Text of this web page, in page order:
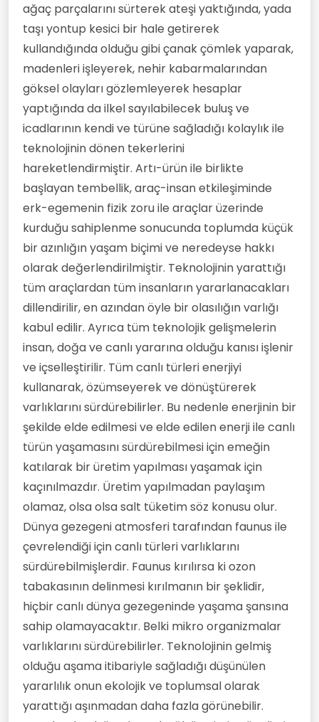
ağaç parçalarını sürterek ateşi yaktığında, yada
taşı yontup kesici bir hale getirerek
kullandığında olduğu gibi çanak çömlek yaparak,
madenleri işleyerek, nehir kabarmalarından
göksel olayları gözlemleyerek hesaplar
yaptığında da ilkel sayılabilecek buluş ve
icadlarının kendi ve türüne sağladığı kolaylık ile
teknolojinin dönen tekerlerini
hareketlendirmiştir. Artı-ürün ile birlikte
başlayan tembellik, araç-insan etkileşiminde
erk-egemenin fizik zoru ile araçlar üzerinde
kurduğu sahiplenme sonucunda toplumda küçük
bir azınlığın yaşam biçimi ve neredeyse hakkı
olarak değerlendirilmiştir. Teknolojinin yarattığı
tüm araçlardan tüm insanların yararlanacakları
dillendirilir, en azından öyle bir olasılığın varlığı
kabul edilir. Ayrıca tüm teknolojik gelişmelerin
insan, doğa ve canlı yararına olduğu kanısı işlenir
ve içselleştirilir. Tüm canlı türleri enerjiyi
kullanarak, özümseyerek ve dönüştürerek
varlıklarını sürdürebilirler. Bu nedenle enerjinin bir
şekilde elde edilmesi ve elde edilen enerji ile canlı
türün yaşamasını sürdürebilmesi için emeğin
katılarak bir üretim yapılması yaşamak için
kaçınılmazdır. Üretim yapılmadan paylaşım
olamaz, olsa olsa salt tüketim söz konusu olur.
Dünya gezegeni atmosferi tarafından faunus ile
çevrelendiği için canlı türleri varlıklarını
sürdürebilmişlerdir. Faunus kırılırsa ki ozon
tabakasının delinmesi kırılmanın bir şeklidir,
hiçbir canlı dünya gezegeninde yaşama şansına
sahip olamayacaktır. Belki mikro organizmalar
varlıklarını sürdürebilirler. Teknolojinin gelmiş
olduğu aşama itibariyle sağladığı düşünülen
yararlılık onun ekolojik ve toplumsal olarak
yarattığı aşınmadan daha fazla görünebilir.